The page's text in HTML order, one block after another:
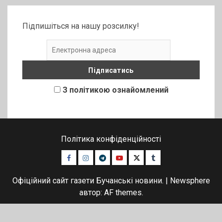
Підпишіться на нашу розсилку!
З політикою ознайомлений
Політика конфіденційності
Facebook
Instagram
TelegramYoutubeTwitterTumblr
Офіційний сайт газети Бучанські новини. | Newsphere
автор: AF themes.